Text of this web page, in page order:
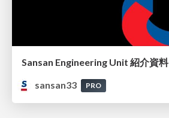
Sansan Engineering Unit 紹介資料
sansan33
PRO